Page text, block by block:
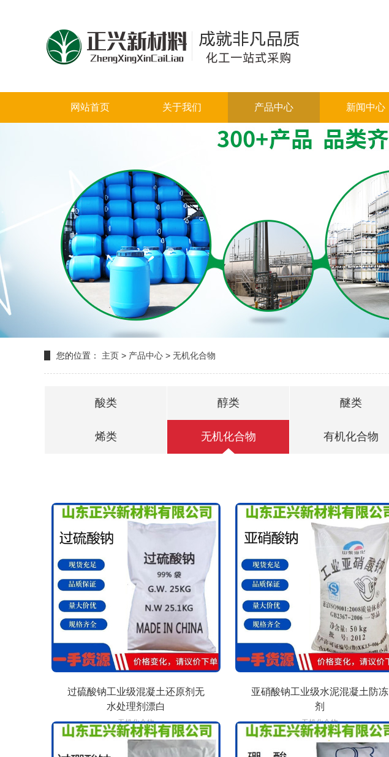
网站首页 关于我们 产品中心 新闻中心
您的位置： 主页 > 产品中心 > 无机化合物
酸类 醇类 醚类
烯类 无机化合物 有机化合物
过硫酸钠工业级混凝土还原剂无
水处理剂漂白
无机化合物
亚硝酸钠工业级水泥混凝土防冻
剂
无机化合物